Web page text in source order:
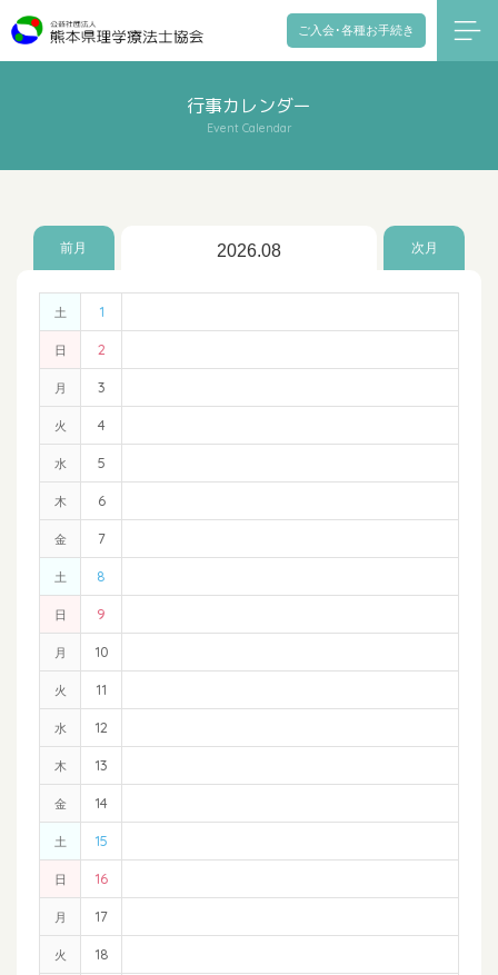
ご入会･各種お手続き
行事カレンダー
Event Calendar
前月 2026.08 次月
土 1
日 2
月 3
火 4
水 5
木 6
金 7
土 8
日 9
月 10
火 11
水 12
木 13
金 14
土 15
日 16
月 17
火 18